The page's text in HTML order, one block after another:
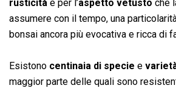
rusticità e per l’aspetto vetusto che
assumere con il tempo, una
bonsai ancora più evocativa e ricca di
Esistono centinaia di specie e
maggior parte delle quali sono